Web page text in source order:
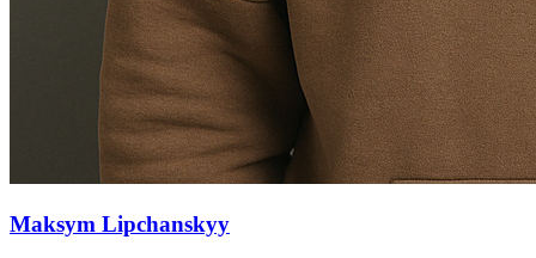
Maksym Lipchanskyy